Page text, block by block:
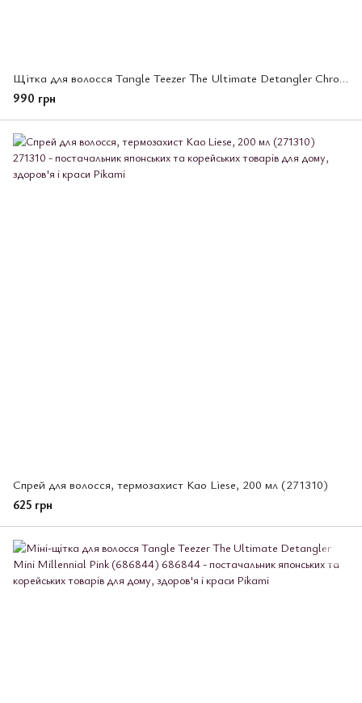
Щітка для волосся Tangle Teezer The Ultimate Detangler Chrome Afterparty Pink
990 грн
Спрей для волосся, термозахист Kao Liese, 200 мл (271310)
625 грн